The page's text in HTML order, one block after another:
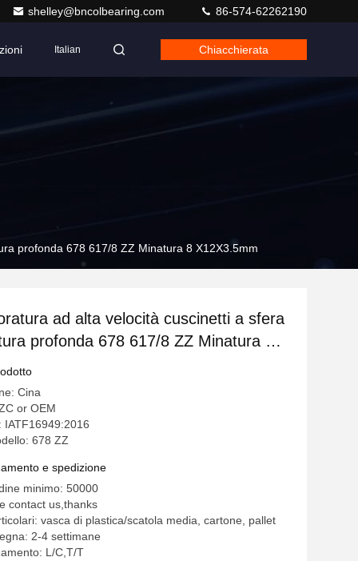
shelley@bncolbearing.com 86-574-62262190
Italian Chiacchierata
profonda 678 617/8 ZZ Minatura 8 X12X3.5mm
ad alta velocità cuscinetti a sfera
profonda 678 617/8 ZZ Minatura 8
Cina
or OEM
IATF16949:2016
678 ZZ
e spedizione
minimo: 50000
contact us,thanks
vasca di plastica/scatola media, cartone, pallet
2-4 settimane
L/C,T/T